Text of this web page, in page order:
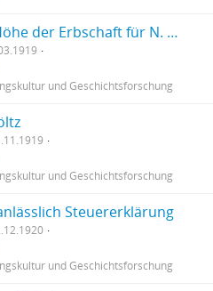
Benachrichtigung über Höhe der Erbschaft für N. Böltz
und Geschichtsforschung
und Geschichtsforschung
Steuererklärung
und Geschichtsforschung